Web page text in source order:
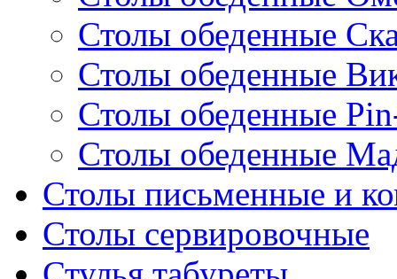
Столы обеденные
Столы обеденные
Столы обеденные
Столы обеденные
Столы письменные и
Столы сервировочные